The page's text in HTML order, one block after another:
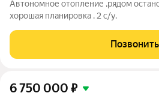
Автономное отопление ,рядом
хорошая планировка . 2 с/у.
Позвонить
6 750 000 ₽